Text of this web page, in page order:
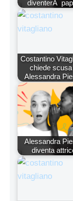
diventerÃ
Costantino
chiede scusa
Alessandra
Alessandra
diventa